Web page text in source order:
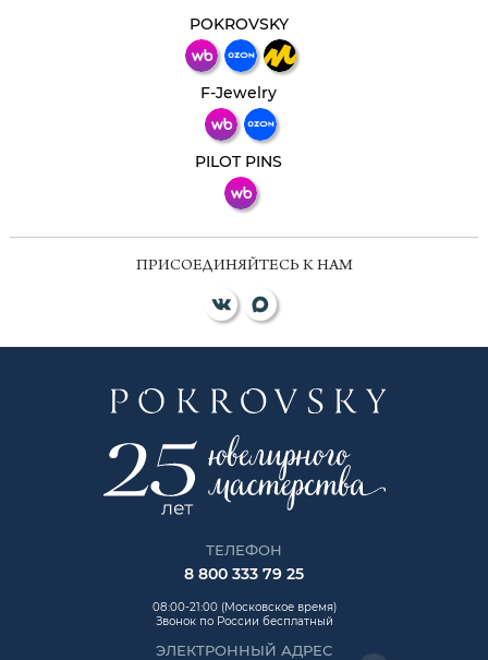
POKROVSKY
F-Jewelry
PILOT PINS
ПРИСОЕДИНЯЙТЕСЬ К НАМ
ТЕЛЕФОН
8 800 333 79 25
08:00-21:00 (Московское время)
Звонок по России бесплатный
ЭЛЕКТРОННЫЙ АДРЕС